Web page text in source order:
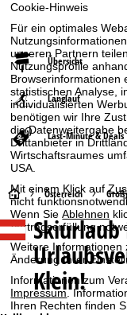
Cookie-Hinweis
Für ein optimales
unseren Partnern
Nutzungsprofile
Browserinformationen
statistischen Analyse,
individualisierten
benötigen wir Ihre
die Datenweitergabe
Drittanbieter in
Wirtschaftsraumes
USA.
Mit einem Klick auf
nicht
Wenn SieAblehnen
Vertragserfüllung
Weitere Informationen
Änderung Ihrer
Informationen zum
Impressum.
Ihren Rechten finden
Übersicht
Langlauf
Last-Minute & Deals
S
t
a
r
Österreich
Skiurlaub
Klein!